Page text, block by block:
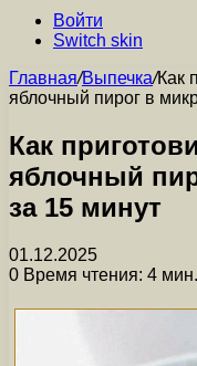
Войти
Switch skin
Главная/Выпечка/Как
яблочный пирог в
Как
яблочный
за 15 минут
01.12.2025
0 Время чтения: 4 мин.